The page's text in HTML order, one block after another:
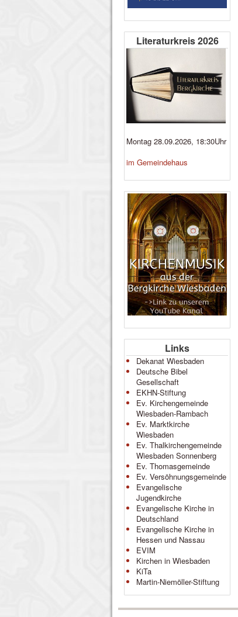
Literaturkreis 2026
Montag 28.09.2026, 18:30Uhr
im Gemeindehaus
Links
Dekanat Wiesbaden
Deutsche Bibel
Gesellschaft
EKHN-Stiftung
Ev. Kirchengemeinde
Wiesbaden-Rambach
Ev. Marktkirche
Wiesbaden
Ev. Thalkirchengemeinde
Wiesbaden Sonnenberg
Ev. Thomasgemeinde
Ev. Versöhnungsgemeinde
Evangelische
Jugendkirche
Evangelische Kirche in
Deutschland
Evangelische Kirche in
Hessen und Nassau
EVIM
Kirchen in Wiesbaden
KiTa
Martin-Niemöller-Stiftung